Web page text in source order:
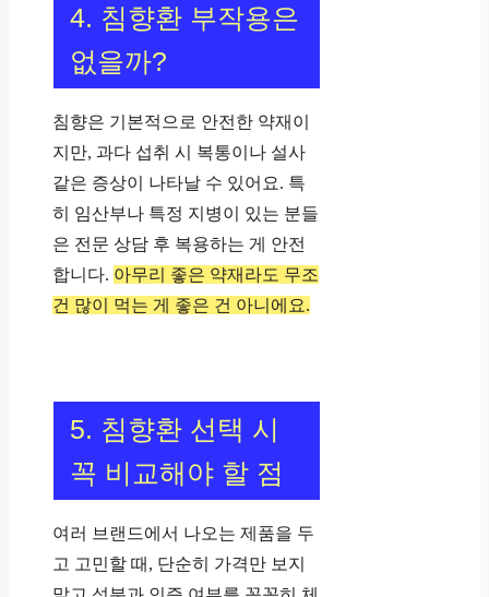
4. 침향환 부작용은
없을까?
침향은 기본적으로 안전한 약재이
지만, 과다 섭취 시 복통이나 설사
같은 증상이 나타날 수 있어요. 특
히 임산부나 특정 지병이 있는 분들
은 전문 상담 후 복용하는 게 안전
합니다. 아무리 좋은 약재라도 무조
건 많이 먹는 게 좋은 건 아니에요.
5. 침향환 선택 시
꼭 비교해야 할 점
여러 브랜드에서 나오는 제품을 두
고 고민할 때, 단순히 가격만 보지